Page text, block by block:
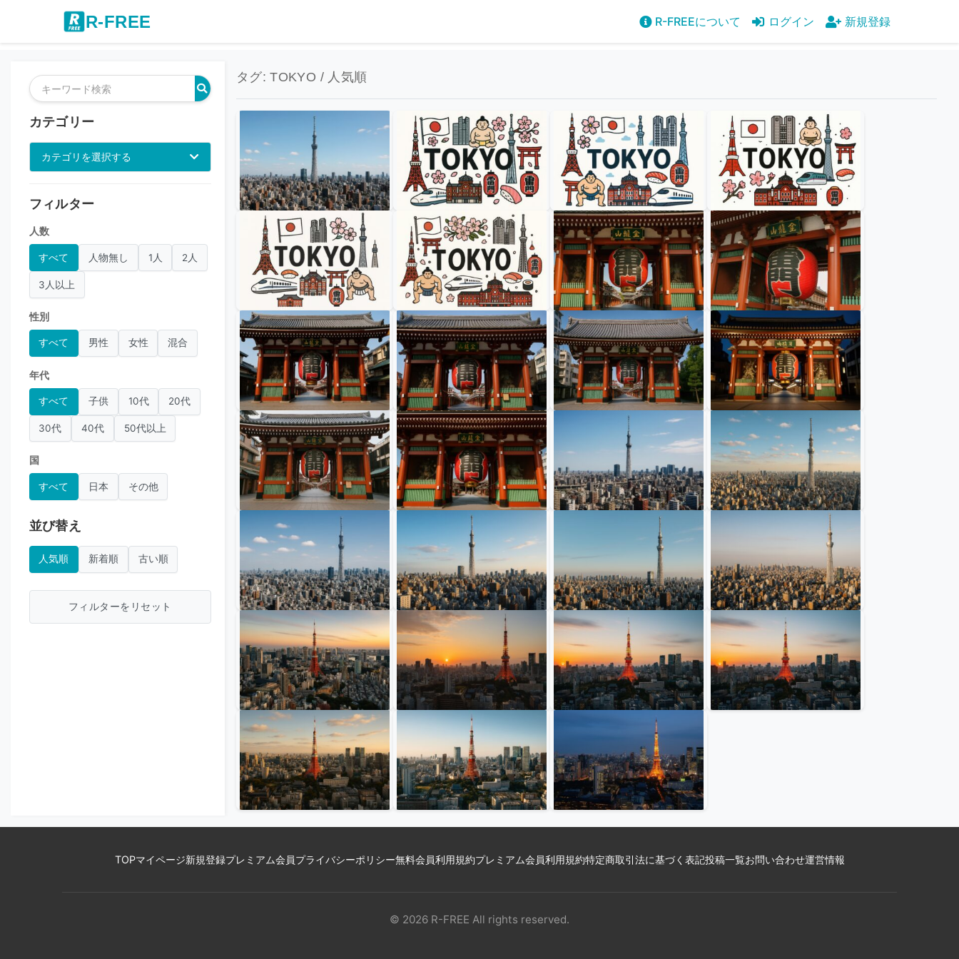
R-FREE R-FREEについて ログイン 新規登録
カテゴリー
カテゴリを選択する
フィルター
人数
すべて 人物無し 1人 2人
3人以上
性別
すべて 男性 女性 混合
年代
すべて 子供 10代 20代
30代 40代 50代以上
国
すべて 日本 その他
並び替え
人気順 新着順 古い順
フィルターをリセット
タグ: TOKYO / 人気順
TOPマイページ新規登録プレミアム会員プライバシーポリシー無料会員利用規約プレミアム会員利用規約特定商取引法に基づく表記投稿一覧お問い合わせ運営情報
© 2026 R-FREE All rights reserved.